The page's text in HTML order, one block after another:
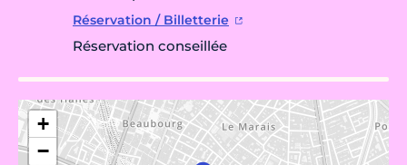
Réservation / Billetterie
Réservation conseillée
+
−